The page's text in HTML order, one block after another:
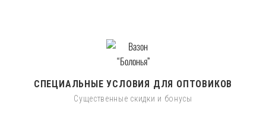
СПЕЦИАЛЬНЫЕ УСЛОВИЯ ДЛЯ ОПТОВИКОВ
Существенные скидки и бонусы